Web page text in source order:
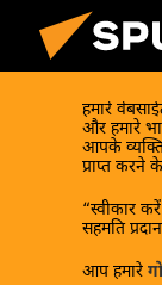
हमारे
और हमारे
आपके
प्राप्त करने
“स्वीकार
सहमति
आप हमारे